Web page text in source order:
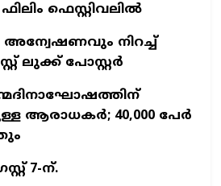
ഫെസ്റ്റിവലില്‍
നിറച്ച്
ലുക്ക് പോസ്റ്റര്‍
ആരാധകര്‍; 40,000 പേര്‍
7-ന്.